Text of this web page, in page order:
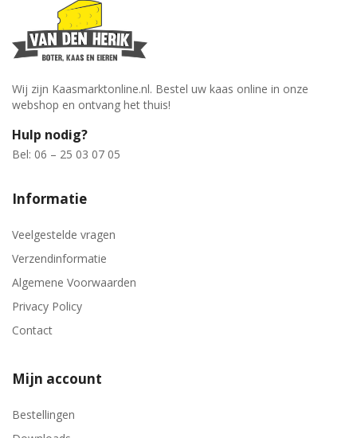
Wij zijn Kaasmarktonline.nl. Bestel uw kaas online in onze
webshop en ontvang het thuis!
Hulp nodig?
Bel: 06 – 25 03 07 05
Informatie
Veelgestelde vragen
Verzendinformatie
Algemene Voorwaarden
Privacy Policy
Contact
Mijn account
Bestellingen